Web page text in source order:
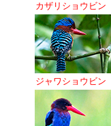
カザリショウビン
ジャワショウビン